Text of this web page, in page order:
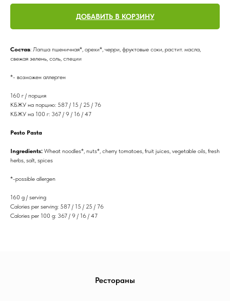
ДОБАВИТЬ В КОРЗИНУ
Состав: Лапша пшеничная*, орехи*, черри, фруктовые соки, растит. масла,
свежая зелень, соль, специи
*- возможен аллерген
160 г / порция
КБЖУ на порцию: 587 / 15 / 25 / 76
КБЖУ на 100 г: 367 / 9 / 16 / 47
Pesto Pasta
Ingredients: Wheat noodles*, nuts*, cherry tomatoes, fruit juices, vegetable oils, fresh
herbs, salt, spices
*-possible allergen
160 g / serving
Calories per serving: 587 / 15 / 25 / 76
Calories per 100 g: 367 / 9 / 16 / 47
Рестораны